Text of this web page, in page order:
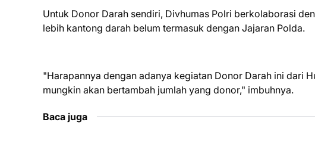
Untuk Donor Darah sendiri, Divhumas Polri berkolaborasi
lebih kantong darah belum termasuk dengan Jajaran Polda.
"Harapannya dengan adanya kegiatan Donor Darah ini dari
mungkin akan bertambah jumlah yang donor," imbuhnya.
Baca juga